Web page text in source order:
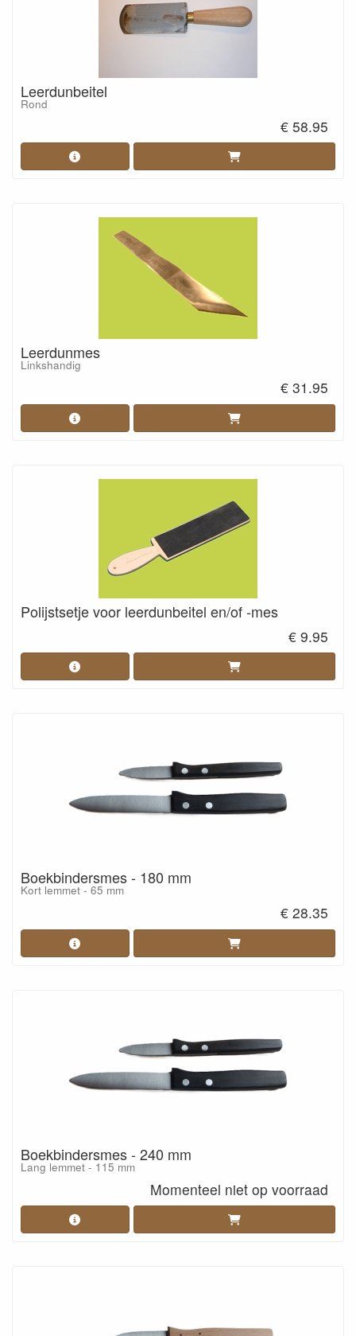
Leerdunbeitel
Rond
€ 58.95
Leerdunmes
Linkshandig
€ 31.95
Polijstsetje voor leerdunbeitel en/of -mes
€ 9.95
Boekbindersmes - 180 mm
Kort lemmet - 65 mm
€ 28.35
Boekbindersmes - 240 mm
Lang lemmet - 115 mm
Momenteel niet op voorraad